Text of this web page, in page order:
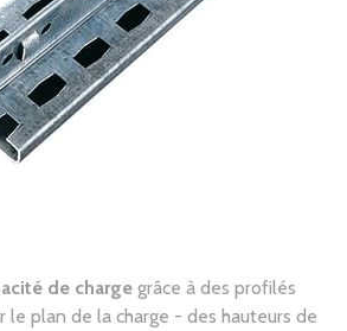
de chargegrâce à des profilés
le plan de la charge - des hauteurs de